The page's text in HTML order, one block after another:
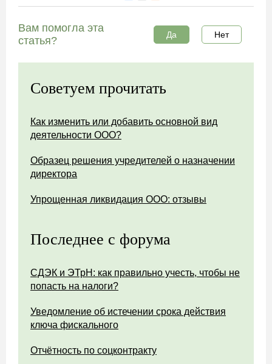
Вам помогла эта
статья?
Да Нет
Советуем прочитать
Как изменить или добавить основной вид
деятельности ООО?
Образец решения учредителей о назначении
директора
Упрощенная ликвидация ООО: отзывы
Последнее с форума
СДЭК и ЭТрН: как правильно учесть, чтобы не
попасть на налоги?
Уведомление об истечении срока действия
ключа фискального
Отчётность по соцконтракту